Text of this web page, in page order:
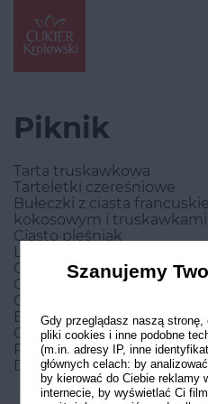
Piknik
Tarta truskawkowa
Tarteletki czereśniowe
Bułeczki z ciasta
kokosowym i truskawkami
Ciasto pleśniak
Lody jogurtowo-
Odwrócony chlebek
Crumble truskawkowo-
Ciasteczka amoniaczki
Batoniki owsiane z
Cake pops
Pudding chia
Drożdżówki z rabarbarem
Szanujemy
Gdy przeglądasz naszą
pliki cookies i inne podobne
(m.in. adresy IP, inne
głównych celach: by
by kierować do Ciebie reklamy
internecie, by wyświetlać Ci